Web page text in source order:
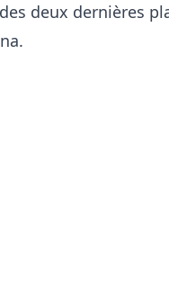
deux dernières